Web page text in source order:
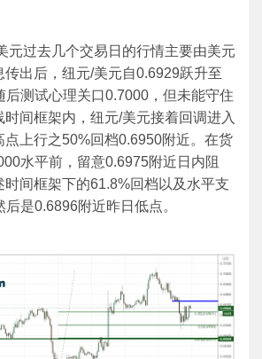
元过去几个交易日的行情主要由美元
出后，纽元/美元自0.6929跃升至
后测试心理关口0.7000，但未能守住
间框架内，纽元/美元接着回调进入
点上行之50%回档0.6950附近。在货
水平前，留意0.6975附近日内阻
时间框架下的61.8%回档以及水平支
是0.6896附近昨日低点。